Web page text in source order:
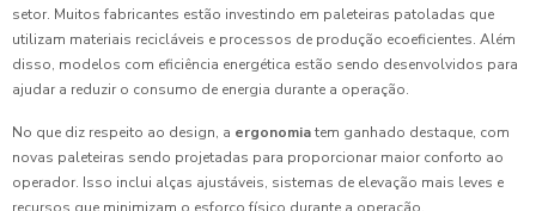
setor. Muitos fabricantes estão investindo em paleteiras patoladas que
utilizam materiais recicláveis e processos de produção ecoeficientes. Além
disso, modelos com eficiência energética estão sendo desenvolvidos para
ajudar a reduzir o consumo de energia durante a operação.
No que diz respeito ao design, a ergonomiatem ganhado destaque, com
novas paleteiras sendo projetadas para proporcionar maior conforto ao
operador. Isso inclui alças ajustáveis, sistemas de elevação mais leves e